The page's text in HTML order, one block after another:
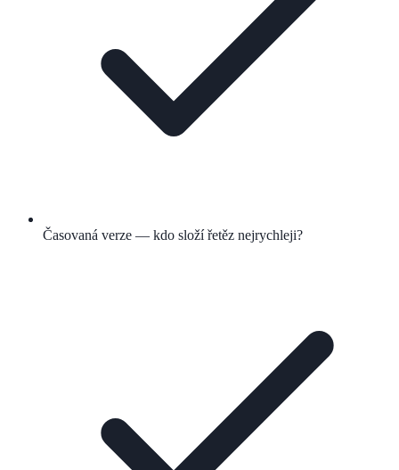
Časovaná verze — kdo složí řetěz nejrychleji?